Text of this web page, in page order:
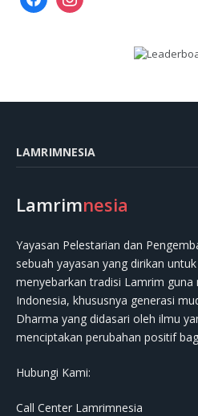
LAMRIMNESIA
Lamrimnesia
Yayasan Pelestarian dan
sebuah yayasan yang dirikan
menyebarkan tradisi Lamrim
Indonesia, khususnya generasi
Dharma yang didasari oleh ilmu
menciptakan perubahan positif
Hubungi Kami:
Call Center Lamrimnesia